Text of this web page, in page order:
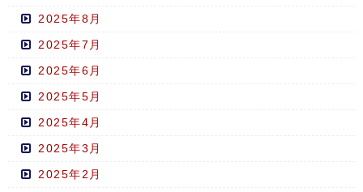
2025年8月
2025年7月
2025年6月
2025年5月
2025年4月
2025年3月
2025年2月